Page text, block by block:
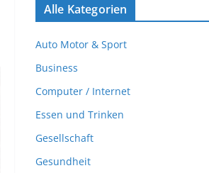
Alle Kategorien
Auto Motor & Sport
Business
Computer / Internet
Essen und Trinken
Gesellschaft
Gesundheit